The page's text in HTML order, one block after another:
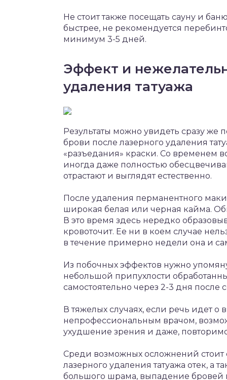
Не стоит также посещать сауну и
быстрее, не рекомендуется
минимум 3-5 дней.
Эффект и
удаления татуажа
Результаты можно увидеть сразу же
брови после лазерного удаления
«разъедания» краски. Со временем
иногда даже полностью
отрастают и выглядят естественно.
После удаления перманентного
широкая белая или черная кайма.
В это время здесь нередко
кровоточит. Ее ни в коем случае
в течение примерно недели она и
Из побочных эффектов нужно
небольшой припухлости
самостоятельно через 2-3 дня после
В тяжелых случаях, если речь идет
непрофессиональным врачом,
ухудшение зрения и даже,
Среди возможных осложнений
лазерного удаления татуажа отек,
большого шрама, выпадение бровей